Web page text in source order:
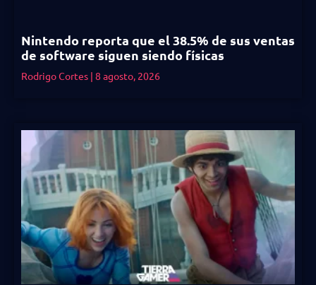
Nintendo reporta que el 38.5% de sus ventas
de software siguen siendo físicas
Rodrigo Cortes 8 agosto, 2026